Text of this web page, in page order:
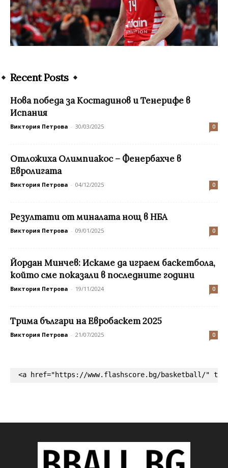
Recent Posts
Нова победа за Костадинов и Тенерифе в
Испания
Виктория Петрова - 30/03/2025 0
Отложиха Олимпиакос – Фенербахче в
Евролигата
Виктория Петрова - 04/12/2025 0
Резултати от миналата нощ в НБА
Виктория Петрова - 09/01/2025 0
Йордан Минчев: Искаме да играем баскетбола,
който сме показали в последните години
Виктория Петрова - 19/11/2024 0
Трима българи на Евробаскет 2025
Виктория Петрова - 21/07/2025 0
<a href="https://www.flashscore.bg/basketball/"